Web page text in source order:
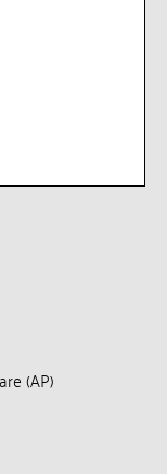
(AP)